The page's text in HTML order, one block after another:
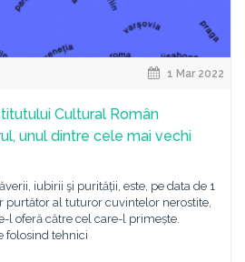
1 Mar 2022
Cultural Român
unul dintre cele mai vechi
iubirii şi purității, este, pe data de 1
purtător al tuturor cuvintelor nerostite,
l oferă către cel care-l primește.
folosind tehnici